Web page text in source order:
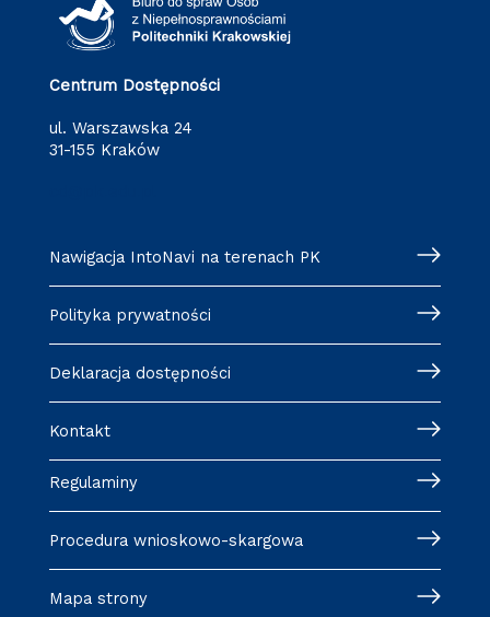
Centrum Dostępności
ul. Warszawska 24
31-155 Kraków
Nawigacja IntoNavi na terenach PK
Polityka prywatności
Deklaracja dostępności
Kontakt
Regulaminy
Procedura wnioskowo-skargowa
Mapa strony